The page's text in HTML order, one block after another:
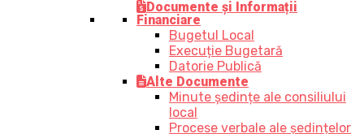
Documente și Informații
Financiare
Bugetul Local
Execuție Bugetară
Datorie Publică
Alte Documente
Minute ședințe ale consiliului
local
Procese verbale ale ședințelor